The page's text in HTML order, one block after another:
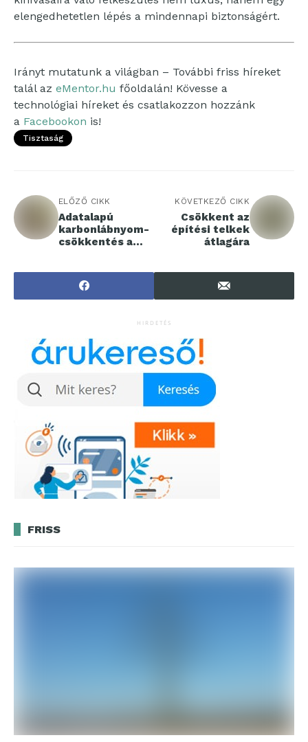
elengedhetetlen lépés a mindennapi biztonságért.
Irányt mutatunk a világban – További friss híreket
talál az eMentor.hu főoldalán! Kövesse a
technológiai híreket és csatlakozzon hozzánk
a Facebookon is!
Tisztaság
ELŐZŐ CIKK
Adatalapú
karbonlábnyom-
csökkentés a
kompenzáció a
SPAR
meghatározó
KÖVETKEZŐ CIKK
Csökkent az
építési telkek
átlagára
HIRDETÉS
FRISS